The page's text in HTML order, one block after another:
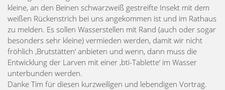
kleine, an den Beinen schwarzweiß gestreifte Insekt mit dem
weißen Rückenstrich bei uns angekommen ist und im Rathaus
zu melden. Es sollen Wasserstellen mit Rand (auch oder sogar
besonders sehr kleine) vermieden werden, damit wir nicht
fröhlich ‚Brutstätten‘ anbieten und wenn, dann muss die
Entwicklung der Larven mit einer ‚bti-Tablette‘ im Wasser
unterbunden werden.
Danke Tim für diesen kurzweiligen und lebendigen Vortrag.